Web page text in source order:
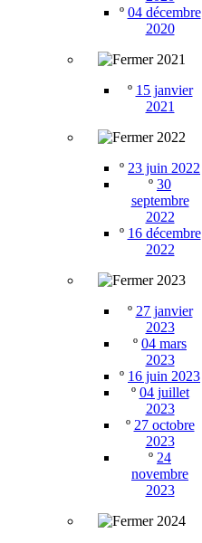
º 04 décembre
2020
2021
º 15 janvier
2021
2022
º 23 juin 2022
º 30
septembre
2022
º 16 décembre
2022
2023
º 27 janvier
2023
º 04 mars
2023
º 16 juin 2023
º 04 juillet
2023
º 27 octobre
2023
º 24
novembre
2023
2024